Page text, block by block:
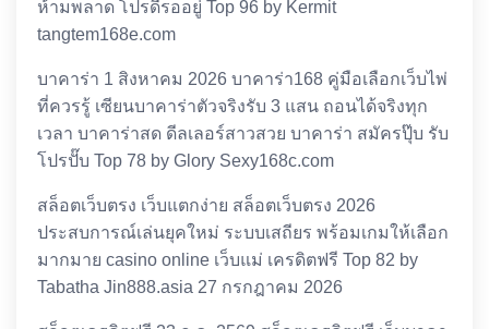
ห้ามพลาด โปรดีรออยู่ Top 96 by Kermit
tangtem168e.com
บาคาร่า 1 สิงหาคม 2026 บาคาร่า168 คู่มือเลือกเว็บไพ่
ที่ควรรู้ เซียนบาคาร่าตัวจริงรับ 3 แสน ถอนได้จริงทุก
เวลา บาคาร่าสด ดีลเลอร์สาวสวย บาคาร่า สมัครปุ๊บ รับ
โปรปั๊บ Top 78 by Glory Sexy168c.com
สล็อตเว็บตรง เว็บแตกง่าย สล็อตเว็บตรง 2026
ประสบการณ์เล่นยุคใหม่ ระบบเสถียร พร้อมเกมให้เลือก
มากมาย casino online เว็บแม่ เครดิตฟรี Top 82 by
Tabatha Jin888.asia 27 กรกฎาคม 2026